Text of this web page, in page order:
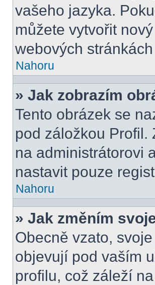
vašeho jazyka.
můžete vytvořit
webových
Nahoru
» Jak zobrazím
Tento obrázek se
pod záložkou Profil.
na administrátorovi
nastavit pouze
Nahoru
» Jak změním
Obecně vzato,
objevují pod vaším
profilu, což záleží